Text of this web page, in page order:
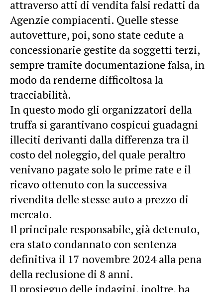
attraverso atti di vendita falsi redatti da
Agenzie compiacenti. Quelle stesse
autovetture, poi, sono state cedute a
concessionarie gestite da soggetti terzi,
sempre tramite documentazione falsa, in
modo da renderne difficoltosa la
tracciabilità.
In questo modo gli organizzatori della
truffa si garantivano cospicui guadagni
illeciti derivanti dalla differenza tra il
costo del noleggio, del quale peraltro
venivano pagate solo le prime rate e il
ricavo ottenuto con la successiva
rivendita delle stesse auto a prezzo di
mercato.
Il principale responsabile, già detenuto,
era stato condannato con sentenza
definitiva il 17 novembre 2024 alla pena
della reclusione di 8 anni.
Il prosieguo delle indagini, inoltre, ha